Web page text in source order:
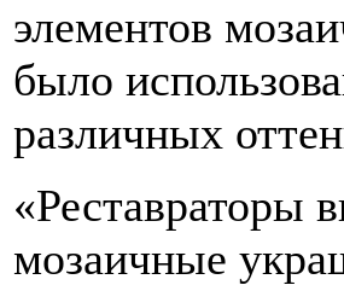
элементов
было
различных
«Реставраторы
мозаичные